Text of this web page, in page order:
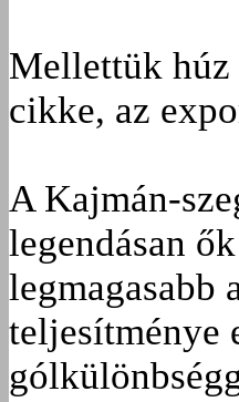
Mellettük
cikke, az
A Kajmán-
legendásan
legmagasabb
teljesítménye